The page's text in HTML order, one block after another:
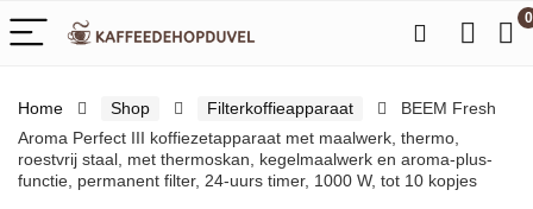
0
Home Shop Filterkoffieapparaat
BEEM Fresh
Aroma Perfect III koffiezetapparaat met maalwerk, thermo,
roestvrij staal, met thermoskan, kegelmaalwerk en aroma-plus-
functie, permanent filter, 24-uurs timer, 1000 W, tot 10 kopjes